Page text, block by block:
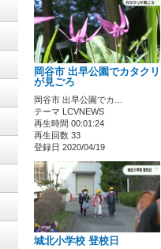
岡谷市 出早公園でカタクリ
が見ごろ
岡谷市 出早公園でカ…
テーマ LCVNEWS
再生時間 00:01:24
再生回数 33
登録日 2020/04/19
城北小学校 登校日